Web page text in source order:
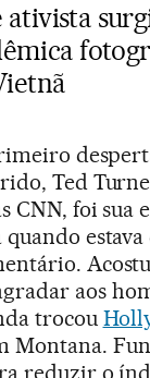
ativista
Ted
CNN, foi sua
estava
aos
trocou
Montana.